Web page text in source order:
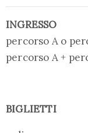
INGRESSO
percorso A o
percorso A +
BIGLIETTI